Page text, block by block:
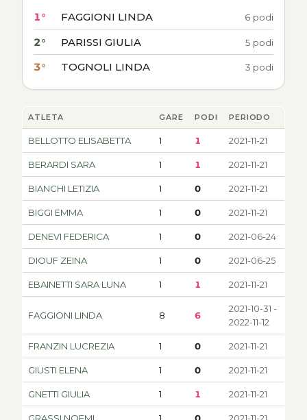
1° FAGGIONI LINDA 6 podi
2° PARISSI GIULIA 5 podi
3° TOGNOLI LINDA 3 podi
ATLETA GARE PODI PERIODO
BELLOTTO ELISABETTA 1 1 2021-11-21
BERARDI SARA 1 1 2021-11-21
BIANCHI LETIZIA 1 0 2021-11-21
BIGGI EMMA 1 0 2021-11-21
DENEVI FEDERICA 1 0 2021-06-24
DIOUF ZEINA 1 0 2021-06-25
EBAINETTI SARA LUNA 1 1 2021-11-21
FAGGIONI LINDA 8 6
2021-10-31 -
2022-11-12
FRANZIN LUCREZIA 1 0 2021-11-21
GIUSTI ELENA 1 0 2021-11-21
GNETTI GIULIA 1 1 2021-11-21